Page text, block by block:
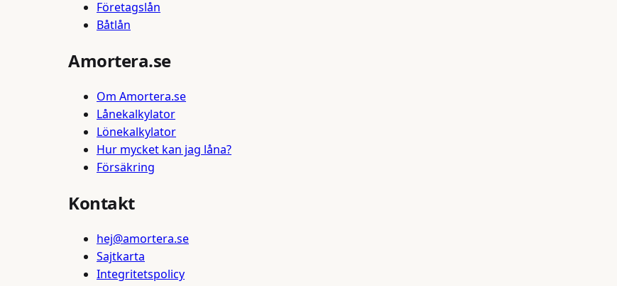
Företagslån
Båtlån
Amortera.se
Om Amortera.se
Lånekalkylator
Lönekalkylator
Hur mycket kan jag låna?
Försäkring
Kontakt
hej@amortera.se
Sajtkarta
Integritetspolicy